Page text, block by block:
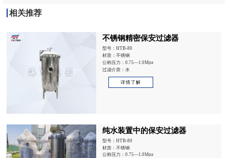
相关推荐
不锈钢精密保安过滤器
型号：HTB-80
材质：不锈钢
公称压力：0.75—1.0Mpa
过滤介质：水
详情了解
纯水装置中的保安过滤器
型号：HTB-80
材质：不锈钢
公称压力：0.75—1.0Mpa